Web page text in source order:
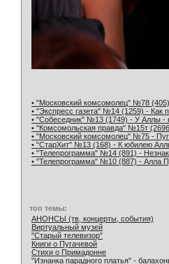
• "Московский комсомолец" №78
• "Экспресс газета" №14 (1259) - Как
• "Собеседник" №13 (1749) - У Аллы -
• "Комсомольская правда" №15т
• "Московский комсомолец" №75 -
• "СтарХит" №13 (168) - К юбилею
• "Телепрограмма" №14 (891) -
• "Телепрограмма" №10 (887) - Алла
топ темы:
АНОНСЫ (тв, концерты, события)
Виртуальный музей
"Старый телевизор"
Книги о Пугачевой
Стихи о Примадонне
"Изнанка парадного платья" -